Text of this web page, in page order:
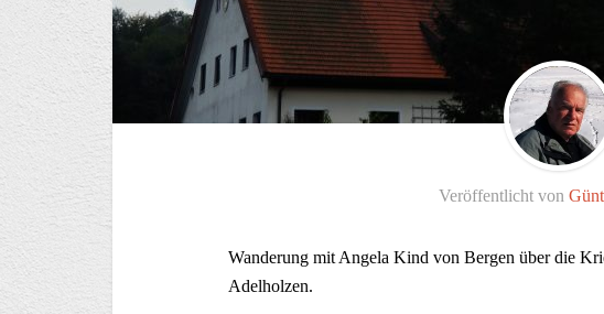
Veröffentlicht von
Wanderung mit Angela Kind von Bergen über die
Adelholzen.